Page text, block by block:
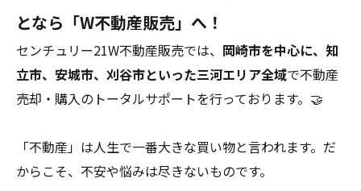
となら「W不動産販売」へ！
センチュリー21W不動産販売では、 岡崎市を中心に、知
立市、安城市、刈谷市といった三河エリア全域で不動産
売却・購入のトータルサポートを行っております。🤝
「不動産」は人生で一番大きな買い物と言われます。だ
からこそ、不安や悩みは尽きないものです。